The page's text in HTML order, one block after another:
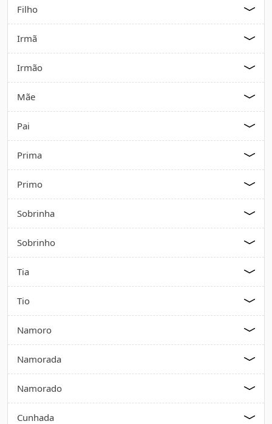
Filho
Irmã
Irmão
Mãe
Pai
Prima
Primo
Sobrinha
Sobrinho
Tia
Tio
Namoro
Namorada
Namorado
Cunhada